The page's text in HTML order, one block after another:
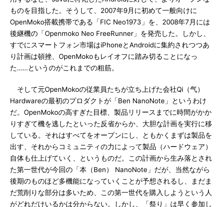
ものを目指した。そうして、2007年9月に初めて一般向けに
OpenMoko搭載携帯である「FIC Neo1973」を、2008年7月には
後継機の「Openmoko Neo FreeRunner」を発売した。しかし、
すでにスマートフォン市場はiPhoneとAndroidに集約されつつあ
り計画は頓挫、OpenMokoもレイオフに踏み切ることになっ
た……というのがこれまでの粗筋。
そして元OpenMokoの従業員たちが立ち上げた会社Qi（气）
Hardwareの最初のプロダクトが「Ben NanoNote」というわけ
だ。OpenMokoの高すぎた目標、製品リリースまでに時間がかか
りすぎて機を逃したといった反省からか、大胆な計画を実行に移
している。それはすべてをオープンにし、ともかくまずは製品を
出す、それからコミュニティの力によって製品（ハードウェア）
自体も仕上げていく、というものだ。この計画から生み落とされ
た第一世代が今回の「本（Ben） NanoNote」だが、当然ながら
後期のものほど多機能になっていくことが予想されるし、まだま
だ荒削りな部分は多いため、この第一世代を購入しようという人
がどれだけいるかは分からない。しかし、「祭り」は早く参加し